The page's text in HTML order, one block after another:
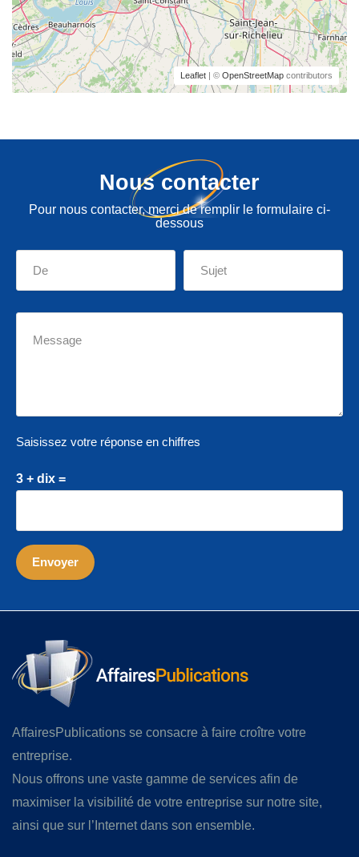
Leaflet | © OpenStreetMap contributors
Nous contacter
Pour nous contacter, merci de remplir le formulaire ci-
dessous
Saisissez votre réponse en chiffres
3 + dix =
AffairesPublications se consacre à faire croître votre
entreprise.
Nous offrons une vaste gamme de services afin de
maximiser la visibilité de votre entreprise sur notre site,
ainsi que sur l’Internet dans son ensemble.